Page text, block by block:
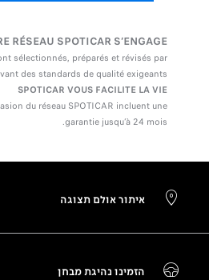
RÉSEAU SPOTICAR S’ENGAGE
sélectionnés, préparés et révisés par
des standards de qualité exigeants.
SPOTICAR VOUS FACILITE LA VIE
du réseau SPOTICAR incluent une
garantie jusqu’à 24 mois.
איתור אולם תצוגה
הזמינו נהיגת מבחן